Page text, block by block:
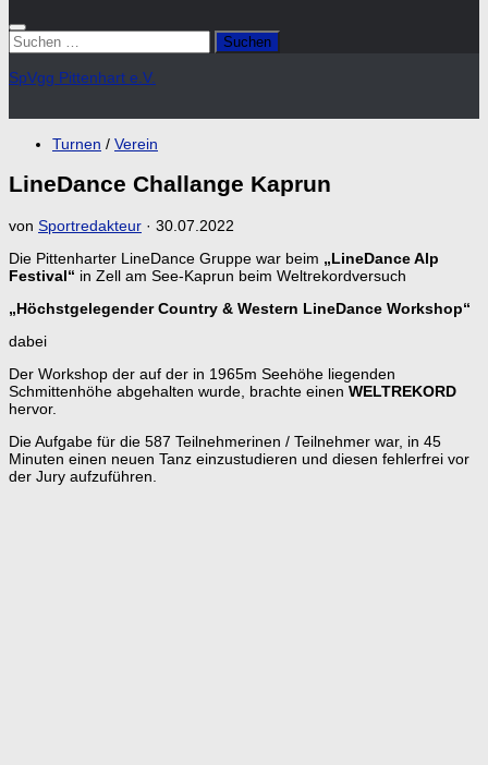
Suchen
nach:
SpVgg Pittenhart e.V.
Turnen / Verein
LineDance Challange Kaprun
von Sportredakteur · 30.07.2022
Die Pittenharter LineDance Gruppe war beim „LineDance Alp
Festival“ in Zell am See-Kaprun beim Weltrekordversuch
„Höchstgelegender Country & Western LineDance Workshop“
dabei
Der Workshop der auf der in 1965m Seehöhe liegenden
Schmittenhöhe abgehalten wurde, brachte einen WELTREKORD
hervor.
Die Aufgabe für die 587 Teilnehmerinen / Teilnehmer war, in 45
Minuten einen neuen Tanz einzustudieren und diesen fehlerfrei vor
der Jury aufzuführen.